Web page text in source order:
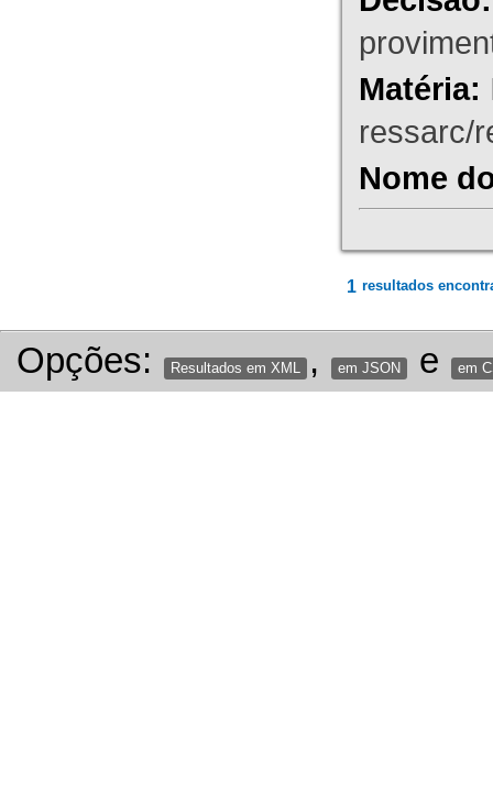
Matéria:
ressarc/
Nome
1 resultados
Opções: Resultados em XML , em JSON e em